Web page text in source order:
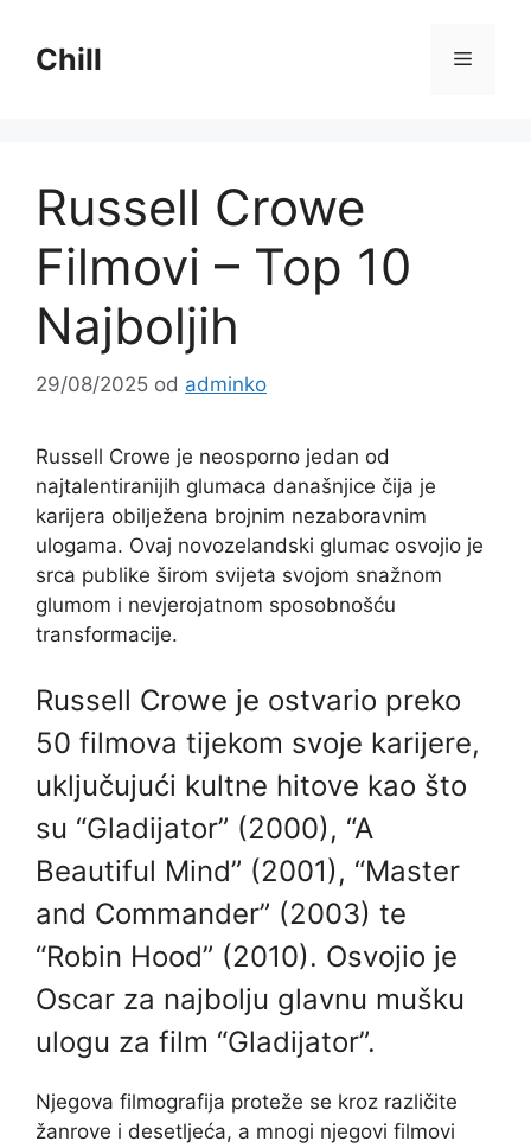
sadržajChill
Russell Crowe
Filmovi – Top 10
Najboljih
29/08/2025 od adminko
Russell Crowe je neosporno jedan od
najtalentiranijih glumaca današnjice čija je
karijera obilježena brojnim nezaboravnim
ulogama. Ovaj novozelandski glumac osvojio je
srca publike širom svijeta svojom snažnom
glumom i nevjerojatnom sposobnošću
transformacije.
Russell Crowe je ostvario preko
50 filmova tijekom svoje karijere,
uključujući kultne hitove kao što
su “Gladijator” (2000), “A
Beautiful Mind” (2001), “Master
and Commander” (2003) te
“Robin Hood” (2010). Osvojio je
Oscar za najbolju glavnu mušku
ulogu za film “Gladijator”.
Njegova filmografija proteže se kroz različite
žanrove i desetljeća, a mnogi njegovi filmovi